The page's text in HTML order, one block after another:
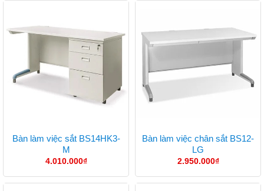
Bàn làm việc sắt BS14HK3-
M
4.010.000₫
Bàn làm việc chân sắt BS12-
LG
2.950.000₫